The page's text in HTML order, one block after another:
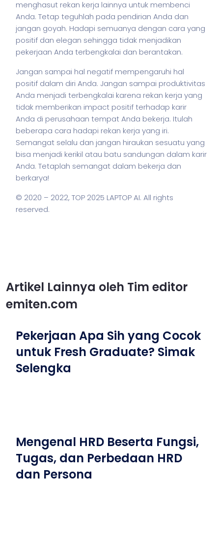
menghasut rekan kerja lainnya untuk membenci
Anda. Tetap teguhlah pada pendirian Anda dan
jangan goyah. Hadapi semuanya dengan cara yang
positif dan elegan sehingga tidak menjadikan
pekerjaan Anda terbengkalai dan berantakan.
Jangan sampai hal negatif mempengaruhi hal
positif dalam diri Anda. Jangan sampai produktivitas
Anda menjadi terbengkalai karena rekan kerja yang
tidak memberikan impact positif terhadap karir
Anda di perusahaan tempat Anda bekerja. Itulah
beberapa cara hadapi rekan kerja yang iri.
Semangat selalu dan jangan hiraukan sesuatu yang
bisa menjadi kerikil atau batu sandungan dalam karir
Anda. Tetaplah semangat dalam bekerja dan
berkarya!
© 2020 – 2022, TOP 2025 LAPTOP AI. All rights
reserved.
Artikel Lainnya oleh Tim editor
emiten.com
Pekerjaan Apa Sih yang Cocok
untuk Fresh Graduate? Simak
Selengka
Mengenal HRD Beserta Fungsi,
Tugas, dan Perbedaan HRD
dan Persona